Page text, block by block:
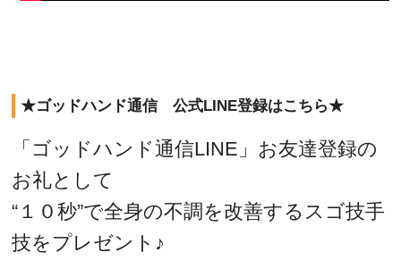
★ゴッドハンド通信 公式LINE登録はこちら★
「ゴッドハンド通信LINE」お友達登録の
お礼として
“１０秒”で全身の不調を改善するスゴ技手
技をプレゼント♪